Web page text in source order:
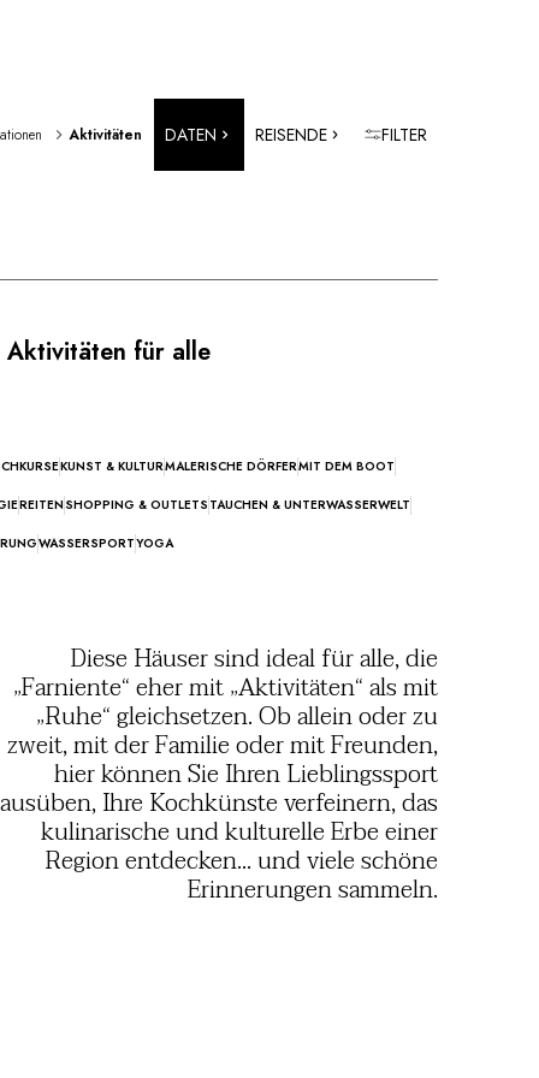
Aktivitäten DATEN REISENDE FILTER
für alle
KUNST & KULTURMALERISCHE DÖRFERMIT DEM BOOT
REITEN SHOPPING & OUTLETS TAUCHEN & UNTERWASSERWELT
WASSERSPORTYOGA
Diese Häuser sind ideal für alle, die
„Farniente“ eher mit „Aktivitäten“ als mit
„Ruhe“ gleichsetzen. Ob allein oder zu
zweit, mit der Familie oder mit Freunden,
hier können Sie Ihren Lieblingssport
ausüben, Ihre Kochkünste verfeinern, das
kulinarische und kulturelle Erbe einer
Region entdecken... und viele schöne
Erinnerungen sammeln.